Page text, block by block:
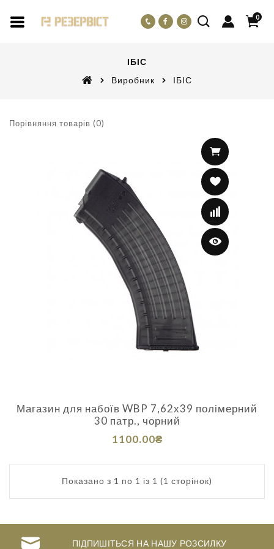
0
ІБІС
Виробник
ІБІС
Порівняння товарів (0)
Магазин для набоїв WBP 7,62х39 полімерний
30 патр., чорний
1100.00₴
Показано з 1 по 1 із 1 (1 сторінок)
ПІДПИШІТЬСЯ НА НАШУ РОЗСИЛКУ